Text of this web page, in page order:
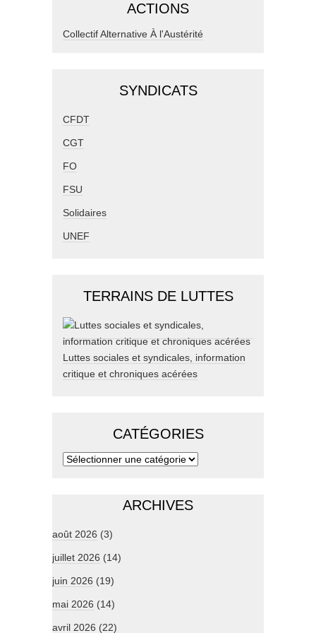
ACTIONS
Collectif Alternative À l'Austérité
SYNDICATS
CFDT
CGT
FO
FSU
Solidaires
UNEF
TERRAINS DE LUTTES
Luttes sociales et syndicales, information
critique et chroniques acérées
CATÉGORIES
ARCHIVES
août 2026 (3)
juillet 2026 (14)
juin 2026 (19)
mai 2026 (14)
avril 2026 (22)